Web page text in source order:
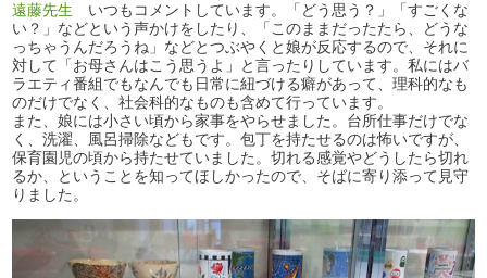
遠藤先生 いつもコメントしています。「どう思う？」「すごくな
い？」などという声かけをしたり、「このままだったたら、どうな
っちゃうんだろうね」などとつぶやくと娘が反応するので、それに
対して「お母さんはこう思うよ」と言ったりしています。私にはバ
ラエティ番組でもなんでも日常に紐づける癖があって、理科的なも
のだけでなく、社会科的なものも含めて行っています。
また、娘には小さい頃から家事をやらせました。台所仕事だけでな
く、洗濯、風呂掃除などもです。包丁を持たせるのは怖いですが、
保育園児の頃から持たせていました。切れる感覚やどうしたら切れ
るか、ということを知ってほしかったので、そばに寄り添って見守
りました。